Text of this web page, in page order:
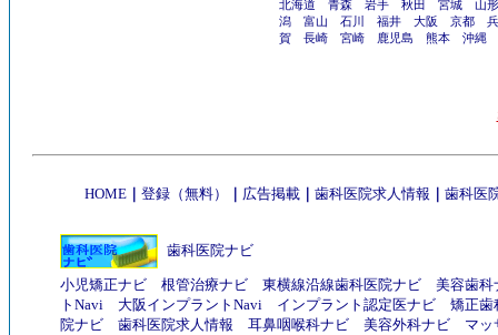
北海道 青森 岩手 秋田 宮城
山形
潟
富山 石川 福井 大阪 京都
賀
長崎 宮崎 鹿児島 熊本 沖縄
HOME 登録（無料） 広告掲載 歯科医院求人情報 歯科医
歯科医院ナビ
小児矯正ナビ 根管治療ナビ 東横線沿線歯科医院ナビ
美容歯科
トNavi
大阪インプラントNavi インプラント認定医ナビ
矯正歯
院ナビ
歯科医院求人情報 耳鼻咽喉科ナビ 美容外科ナビ
マッ